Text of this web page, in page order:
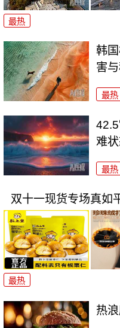
最热
韩
害
最热
难
最热
双十一现货专场真如
最热
热